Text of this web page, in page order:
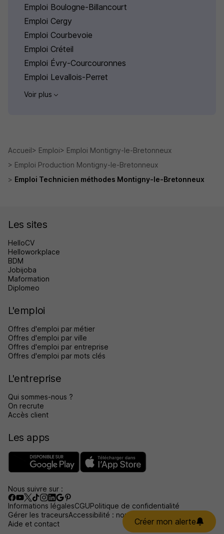
Créer mon alerte
Emploi Boulogne-Billancourt
Emploi Cergy
Emploi Courbevoie
Emploi Créteil
Emploi Évry-Courcouronnes
Emploi Levallois-Perret
Voir plus
Accueil Emploi
Emploi Montigny-le-Bretonneux
Emploi Production Montigny-le-Bretonneux
Emploi Technicien méthodes Montigny-le-Bretonneux
Les sites
HelloCV
Helloworkplace
BDM
Jobijoba
Maformation
Diplomeo
L'emploi
Offres d'emploi par métier
Offres d'emploi par ville
Offres d'emploi par entreprise
Offres d'emploi par mots clés
L'entreprise
Qui sommes-nous ?
On recrute
Accès client
Les apps
Nous suivre sur :
Informations légalesCGUPolitique de confidentialité
Gérer les traceursAccessibilité : non conforme
Aide et contact